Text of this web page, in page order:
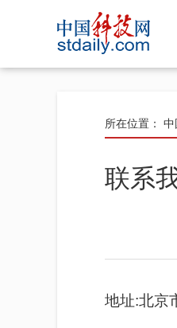
所在位置： 中
联系
地址:北京